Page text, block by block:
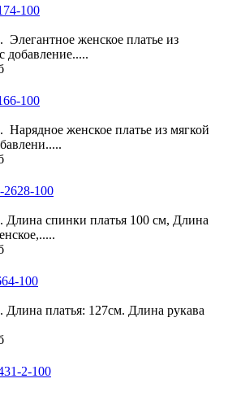
Элегантное женское платье из
добавление.....
Нарядное женское платье из мягкой
Длина спинки платья 100 см, Длина
Длина платья: 127см. Длина рукава